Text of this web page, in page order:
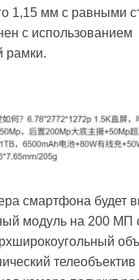
1,15 мм с равными
с использованием
рамки.
смартфона будет
модуль на 200 МП